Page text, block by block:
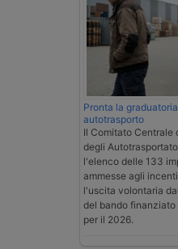
Pronta la
autotrasporto
Il Comitato Centrale
degli
l'elenco delle 133
ammesse agli
l'uscita volontaria
del bando
per il 2026.